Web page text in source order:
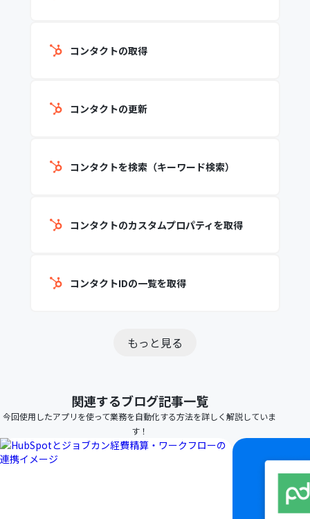
コンタクトの取得
コンタクトの更新
コンタクトを検索（キーワード検索）
コンタクトのカスタムプロパティを取得
コンタクトIDの一覧を取得
もっと見る
関連するブログ記事一覧
今回使用したアプリを使って業務を自動化する方法を詳しく解説していま
す！